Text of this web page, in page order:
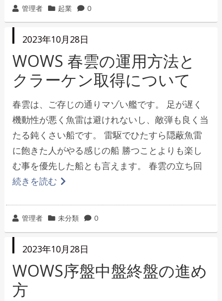
投
稿
管理者
カ
テ
リ
ー
起業 0
投
日
2023年10月28日
WOWS 春雲の運用方法と
クラーケン取得について
春雲は、ご存じの通りマゾい艦です。 足が遅く
機動性が悪く魚雷は避けれないし、敵弾も良く当
たる鈍くさい船です。 雷駆でひたすら隠蔽魚雷
に飽きた人がやる感じの船 勝つことよりも楽し
む事を優先した船とも言えます。 春雲の立ち回
続きを読む
投
稿
管理者
カ
テ
リ
ー
未分類 0
投
日
2023年10月28日
WOWS序盤中盤終盤の進め
方